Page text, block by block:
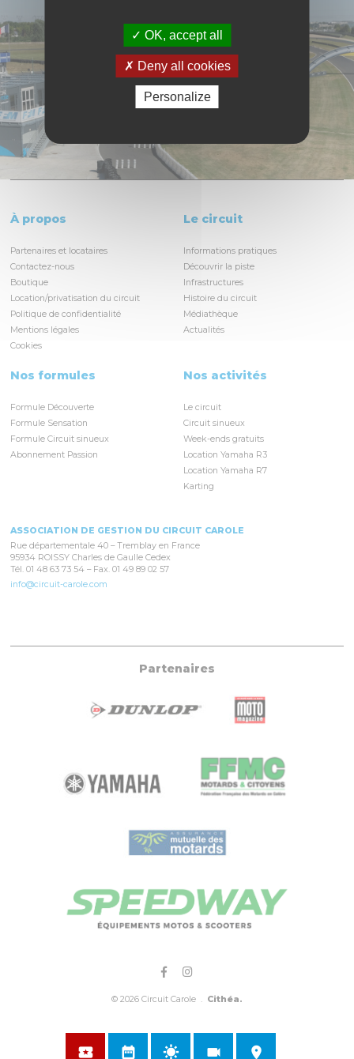
À propos
Partenaires et locataires
Contactez-nous
Boutique
Location/privatisation du circuit
Politique de confidentialité
Mentions légales
Cookies
Le circuit
Informations pratiques
Découvrir la piste
Infrastructures
Histoire du circuit
Médiathèque
Actualités
Nos formules
Formule Découverte
Formule Sensation
Formule Circuit sinueux
Abonnement Passion
Nos activités
Le circuit
Circuit sinueux
Week-ends gratuits
Location Yamaha R3
Location Yamaha R7
Karting
ASSOCIATION DE GESTION DU CIRCUIT CAROLE
Rue départementale 40 – Tremblay en France
95934 ROISSY Charles de Gaulle Cedex
Tél. 01 48 63 73 54 – Fax. 01 49 89 02 57
info@circuit-carole.com
Partenaires
© 2026 Circuit Carole . Cithéa.
OK, accept all
Deny all cookies
Personalize